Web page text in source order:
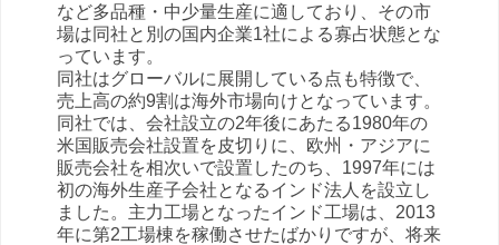
など多品種・中少量生産に適しており、その市
場は同社と別の国内企業1社による寡占状態とな
っています。
同社はグローバルに展開している点も特徴で、
売上高の約9割は海外市場向けとなっています。
同社では、会社設立の2年後にあたる1980年の
米国販売会社設置を皮切りに、欧州・アジアに
販売会社を相次いで設置したのち、1997年には
初の海外生産子会社となるインド法人を設立し
ました。主力工場となったインド工場は、2013
年に第2工場棟を稼働させたばかりですが、将来